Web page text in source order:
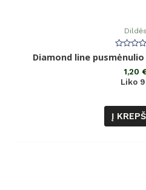
Dildės
0
Diamond line
1,20
Liko
Į